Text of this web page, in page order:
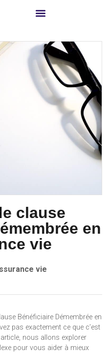
clause
en
vie
vie
Bénéficiaire Démembrée en
pas exactement ce que c’est
nous allons explorer
pour vous aider à mieux